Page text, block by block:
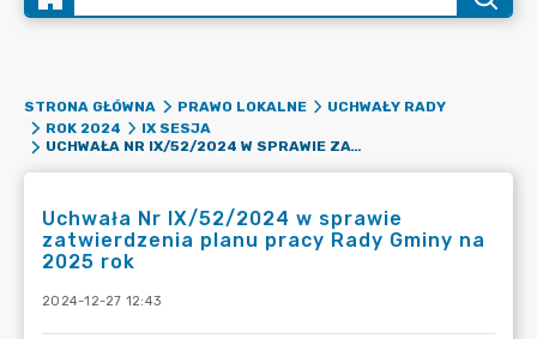
STRONA GŁÓWNA PRAWO LOKALNE
UCHWAŁY RADY
ROK 2024
IX SESJA
UCHWAŁA NR IX/52/2024 W SPRAWIE ZATWIERDZENIA PLANU PRACY RADY GMINY NA 2025 ROK
Uchwała Nr IX/52/2024 w sprawie
zatwierdzenia planu pracy Rady Gminy na
2025 rok
2024-12-27 12:43